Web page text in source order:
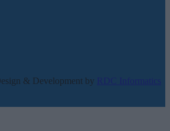
& Development by RDC Informatics